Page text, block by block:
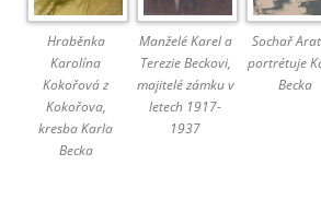
Hraběnka
Karolína
Kokořová z
Kokořova,
kresba Karla
Becka
Manželé Karel a
Terezie Beckovi,
majitelé zámku v
letech 1917-
1937
Sochař
portrétuje
Becka